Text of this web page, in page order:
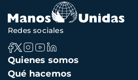
Navegación
principal
Quienes somos
Qué hacemos
Redes sociales